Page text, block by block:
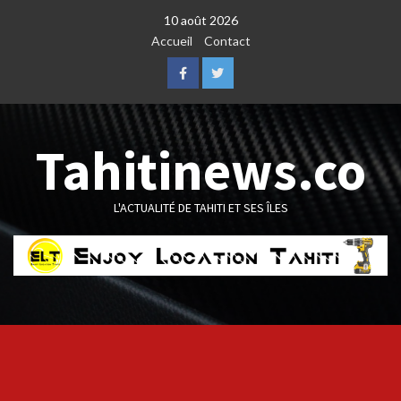
10 août 2026
Accueil
Contact
FacebookTwitter
Tahitinews.co
L'ACTUALITÉ DE TAHITI ET SES ÎLES